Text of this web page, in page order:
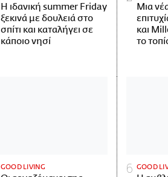
Η ιδανική summer Friday
ξεκινά με δουλειά στο
σπίτι και καταλήγει σε
κάποιο νησί
Μια
και
το
GOOD LIVING GOOD